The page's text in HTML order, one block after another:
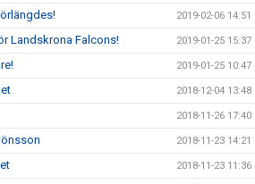
2019-02-06 14:51
Landskrona Falcons! 2019-01-25 15:37
2019-01-25 10:47
2018-12-04 13:48
2018-11-26 17:40
2018-11-23 14:21
2018-11-23 11:36